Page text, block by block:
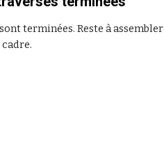
terminées. Reste à assembler